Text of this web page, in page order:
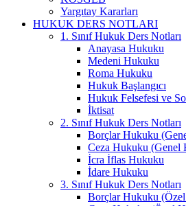
Yargıtay Kararları
HUKUK DERS NOTLARI
1. Sınıf Hukuk Ders Notları
Anayasa Hukuku
Medeni Hukuku
Roma Hukuku
Hukuk Başlangıcı
Hukuk Felsefesi ve
İktisat
2. Sınıf Hukuk Ders Notları
Borçlar Hukuku
Ceza Hukuku (Genel
İcra İflas Hukuku
İdare Hukuku
3. Sınıf Hukuk Ders Notları
Borçlar Hukuku